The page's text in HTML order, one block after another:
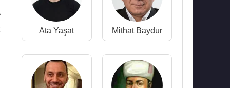
Ata Yaşat Mithat Baydur